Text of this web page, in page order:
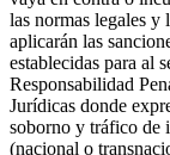
las normas legales y
aplicarán las
establecidas para al
Responsabilidad
Jurídicas donde
soborno y tráfico de
(nacional o